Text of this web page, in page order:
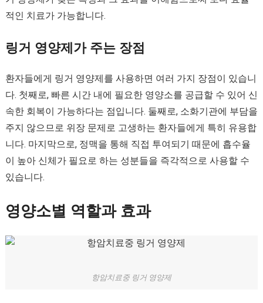
적인 치료가 가능합니다.
링거 영양제가 주는 장점
환자들에게 링거 영양제를 사용하면 여러 가지 장점이 있습니
다. 첫째로, 빠른 시간 내에 필요한 영양소를 공급할 수 있어 신
속한 회복이 가능하다는 점입니다. 둘째로, 소화기관에 부담을
주지 않으므로 위장 문제로 고생하는 환자들에게 특히 유용합
니다. 마지막으로, 정맥을 통해 직접 투여되기 때문에 흡수율
이 높아 신체가 필요로 하는 성분들을 즉각적으로 사용할 수
있습니다.
영양소별 역할과 효과
항암치료중 링거 영양제